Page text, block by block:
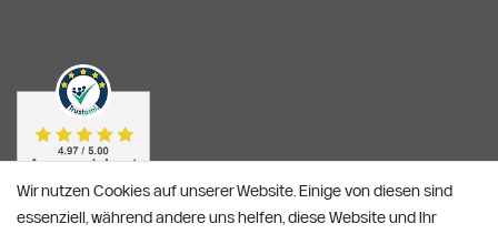
Wir nutzen Cookies auf unserer Website. Einige von diesen sind
essenziell, während andere uns helfen, diese Website und Ihr